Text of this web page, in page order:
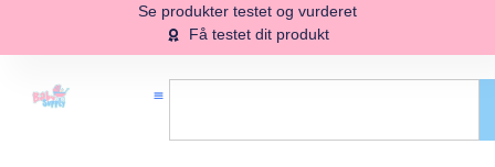
Se produkter testet og vurderet
Få testet dit produkt